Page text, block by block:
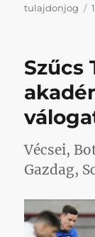
tulajdonjog
Szűcs
Vécsei,
Gazdag,